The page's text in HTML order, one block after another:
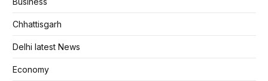
Chhattisgarh
Delhi latest News
Economy